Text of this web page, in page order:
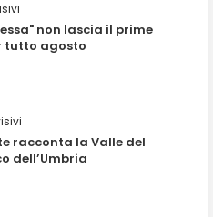
non lascia il prime
tutto agosto
racconta la Valle del
dell’Umbria